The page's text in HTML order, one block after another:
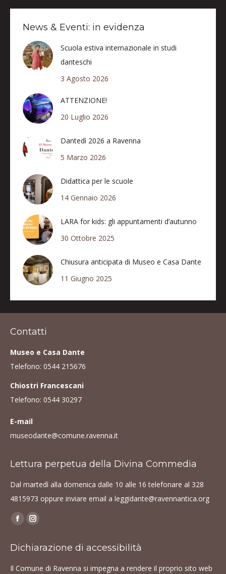
News & Eventi: in evidenza
Scuola estiva internazionale in studi
danteschi
3 Agosto 2026
ATTENZIONE!
20 Luglio 2026
Dantedì 2026 a Ravenna
5 Marzo 2026
Didattica per le scuole
14 Gennaio 2026
LARA for kids: gli appuntamenti d’autunno
30 Ottobre 2025
Chiusura anticipata di Museo e Casa Dante
11 Giugno 2025
Contatti
Museo e Casa Dante
Telefono: 0544 215676
Chiostri Francescani
Telefono: 0544 30297
E-mail
museodante@comune.ravenna.it
Lettura perpetua della Divina Commedia
Dal martedì alla domenica dalle 10 alle 16 telefonare al 328
4815973 oppure inviare email a leggidante@ravennantica.org
Find us on:
Facebook
opens
Instagram
opens
Dichiarazione di accessibilità
Il Comune di Ravenna si impegna a rendere il proprio sito web